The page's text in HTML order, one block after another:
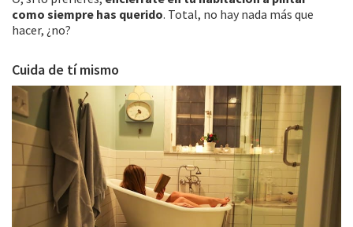
como siempre has querido. Total, no hay nada más que
hacer, ¿no?
Cuida de tí mismo